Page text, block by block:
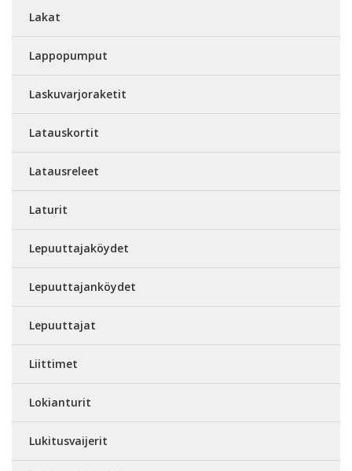
Lakat
Lappopumput
Laskuvarjoraketit
Latauskortit
Latausreleet
Laturit
Lepuuttajaköydet
Lepuuttajanköydet
Lepuuttajat
Liittimet
Lokianturit
Lukitusvaijerit